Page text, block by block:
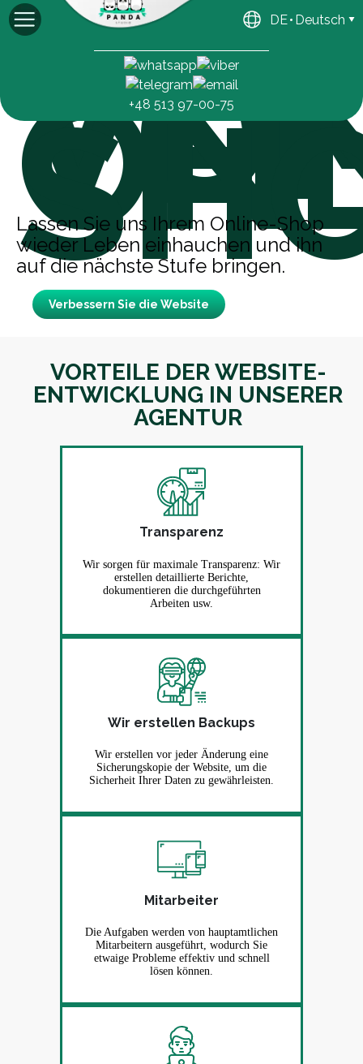
+48 513 97-00-75
DE Deutsch
Lassen Sie uns Ihrem Online-Shop
wieder Leben einhauchen und ihn
auf die nächste Stufe bringen.
Verbessern Sie die Website
VORTEILE DER WEBSITE-
ENTWICKLUNG IN UNSERER
AGENTUR
Transparenz
Wir sorgen für maximale Transparenz: Wir
erstellen detaillierte Berichte,
dokumentieren die durchgeführten
Arbeiten usw.
Wir erstellen Backups
Wir erstellen vor jeder Änderung eine
Sicherungskopie der Website, um die
Sicherheit Ihrer Daten zu gewährleisten.
Mitarbeiter
Die Aufgaben werden von hauptamtlichen
Mitarbeitern ausgeführt, wodurch Sie
etwaige Probleme effektiv und schnell
lösen können.